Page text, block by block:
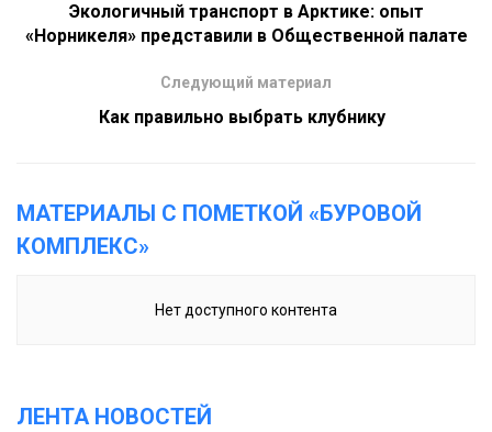
Экологичный транспорт в Арктике: опыт
«Норникеля» представили в Общественной палате
Следующий материал
Как правильно выбрать клубнику
МАТЕРИАЛЫ С ПОМЕТКОЙ «БУРОВОЙ
КОМПЛЕКС»
Нет доступного контента
ЛЕНТА НОВОСТЕЙ